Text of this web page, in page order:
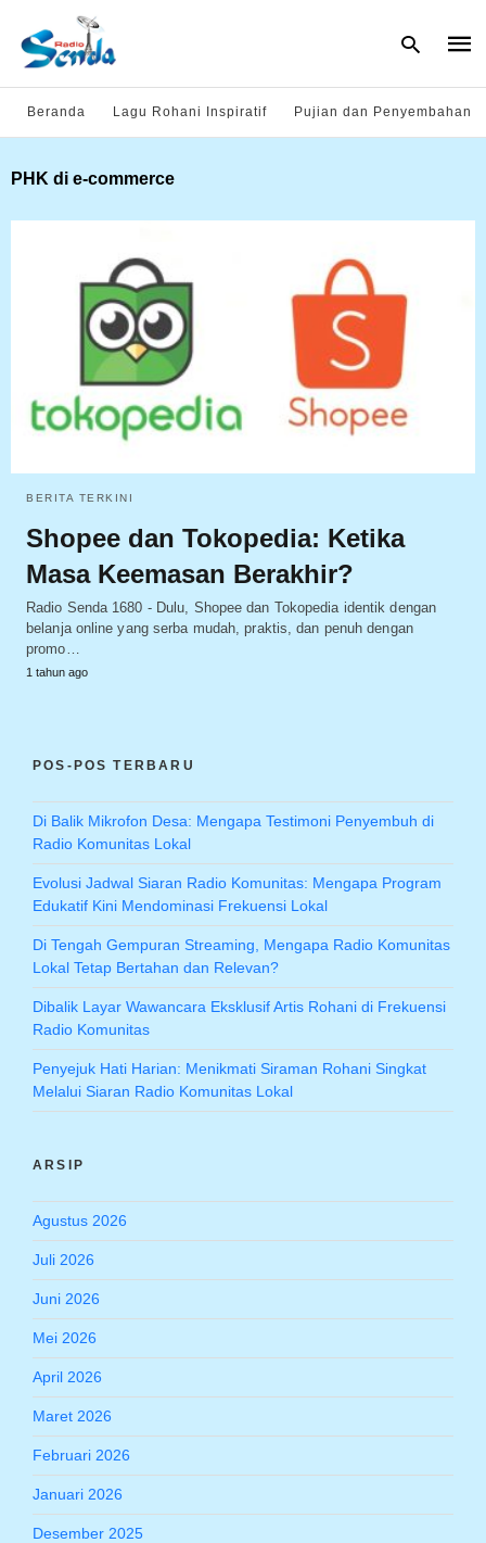
Beranda Lagu Rohani Inspiratif Pujian dan Penyembahan
PHK di e-commerce
BERITA TERKINI
Shopee dan Tokopedia: Ketika
Masa Keemasan Berakhir?
Radio Senda 1680 - Dulu, Shopee dan Tokopedia identik dengan
belanja online yang serba mudah, praktis, dan penuh dengan
promo…
1 tahun ago
POS-POS TERBARU
Di Balik Mikrofon Desa: Mengapa Testimoni Penyembuh di
Radio Komunitas Lokal
Evolusi Jadwal Siaran Radio Komunitas: Mengapa Program
Edukatif Kini Mendominasi Frekuensi Lokal
Di Tengah Gempuran Streaming, Mengapa Radio Komunitas
Lokal Tetap Bertahan dan Relevan?
Dibalik Layar Wawancara Eksklusif Artis Rohani di Frekuensi
Radio Komunitas
Penyejuk Hati Harian: Menikmati Siraman Rohani Singkat
Melalui Siaran Radio Komunitas Lokal
ARSIP
Agustus 2026
Juli 2026
Juni 2026
Mei 2026
April 2026
Maret 2026
Februari 2026
Januari 2026
Desember 2025